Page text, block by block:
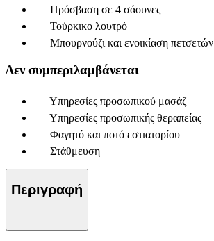
Πρόσβαση σε 4 σάουνες
Τούρκικο λουτρό
Μπουρνούζι και ενοικίαση πετσετών
Δεν συμπεριλαμβάνεται
Υπηρεσίες προσωπικού μασάζ
Υπηρεσίες προσωπικής θεραπείας
Φαγητό και ποτό εστιατορίου
Στάθμευση
Περιγραφή